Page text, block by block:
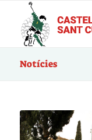
Notícies